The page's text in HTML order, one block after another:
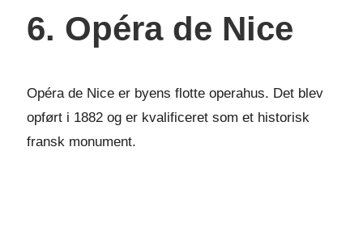
6. Opéra de Nice
Opéra de Nice er byens flotte operahus. Det blev
opført i 1882 og er kvalificeret som et historisk
fransk monument.